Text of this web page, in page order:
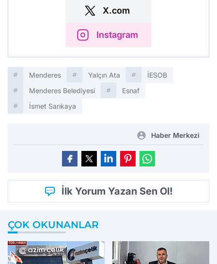
X.com
Instagram
Menderes Yalçın Ata
İESOB
Menderes Belediyesi
Esnaf
İsmet Sarıkaya
Haber Merkezi
İlk Yorum Yazan Sen Ol!
ÇOK OKUNANLAR